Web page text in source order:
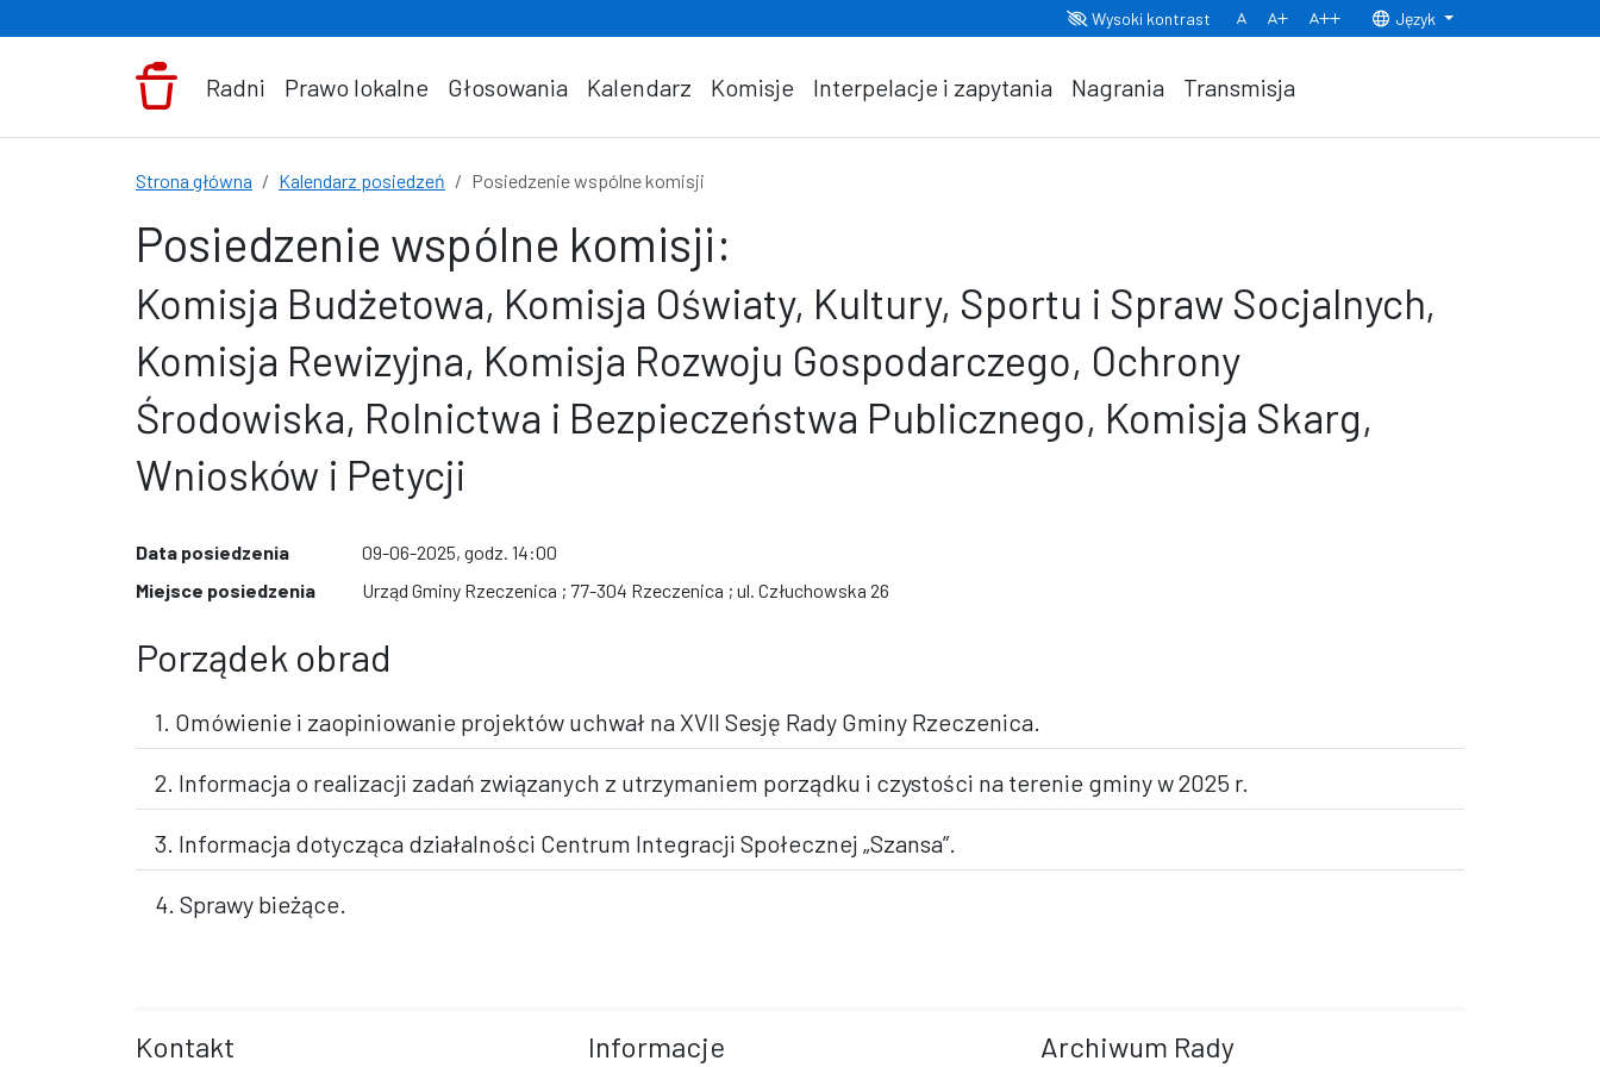
Wysoki kontrast
Normalny rozmiar czcionki
Rozmiar czcionki 150% Rozmiar czcionki 200%
Język
Radni Prawo lokalne Głosowania Kalendarz Komisje Interpelacje i zapytania Nagrania Transmisja
Strona główna Kalendarz posiedzeń Posiedzenie wspólne komisji
Posiedzenie wspólne komisji:
Komisja Budżetowa, Komisja Oświaty, Kultury, Sportu i Spraw Socjalnych,
Komisja Rewizyjna, Komisja Rozwoju Gospodarczego, Ochrony
Środowiska, Rolnictwa i Bezpieczeństwa Publicznego, Komisja Skarg,
Wniosków i Petycji
Data posiedzenia
09-06-2025, godz. 14:00
Miejsce posiedzenia
Urząd Gminy Rzeczenica ; 77-304 Rzeczenica ; ul. Człuchowska 26
Porządek obrad
1. Omówienie i zaopiniowanie projektów uchwał na XVII Sesję Rady Gminy Rzeczenica.
2. Informacja o realizacji zadań związanych z utrzymaniem porządku i czystości na terenie gminy w 2025 r.
3. Informacja dotycząca działalności Centrum Integracji Społecznej „Szansa”.
4. Sprawy bieżące.
Kontakt Informacje Archiwum Rady